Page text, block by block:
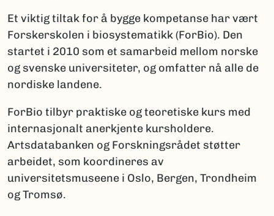
Et viktig tiltak for å bygge kompetanse har vært
Forskerskolen i biosystematikk (ForBio). Den
startet i 2010 som et samarbeid mellom norske
og svenske universiteter, og omfatter nå alle de
nordiske landene.
ForBio tilbyr praktiske og teoretiske kurs med
internasjonalt anerkjente kursholdere.
Artsdatabanken og Forskningsrådet støtter
arbeidet, som koordineres av
universitetsmuseene i Oslo, Bergen, Trondheim
og Tromsø.